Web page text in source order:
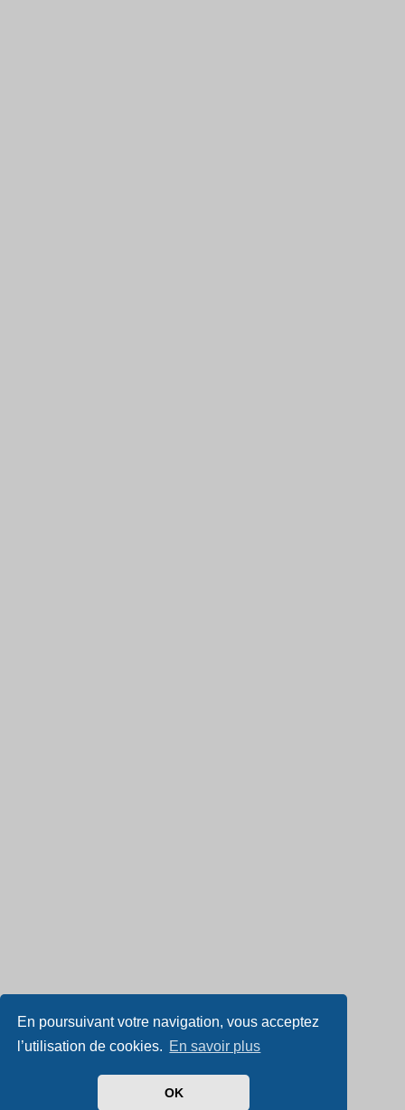
En poursuivant votre navigation, vous acceptez
l’utilisation de cookies. En savoir plus
OK